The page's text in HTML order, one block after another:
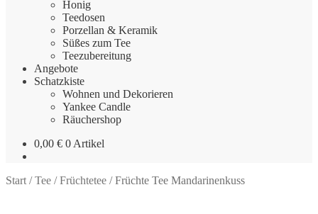
Honig
Teedosen
Porzellan & Keramik
Süßes zum Tee
Teezubereitung
Angebote
Schatzkiste
Wohnen und Dekorieren
Yankee Candle
Räuchershop
0,00 € 0 Artikel
Start /Tee /Früchtetee /Früchte Tee Mandarinenkuss